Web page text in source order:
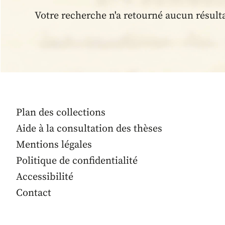
Votre recherche n'a retourné aucun
Plan des collections
Aide à la consultation des thèses
Mentions légales
Politique de confidentialité
Accessibilité
Contact